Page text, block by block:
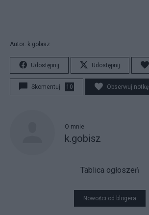
Autor: k.gobisz
Udostępnij Udostępnij
Skomentuj 10 Obserwuj notkę
O mnie
k.gobisz
Tablica ogłoszeń
Nowości od blogera